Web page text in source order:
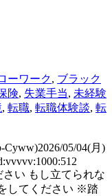
ーワーク, ブラック
険, 失業手当, 未経験
, 転職, 転職体験談, 転
05/04(月)
い もし立てられな
してください ※踏